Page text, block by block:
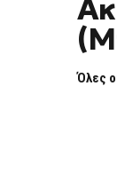
Όλες